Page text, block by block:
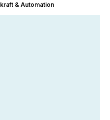
& Automation